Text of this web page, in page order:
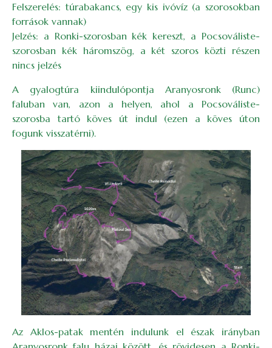
Felszerelés: túrabakancs, egy kis ivóvíz (a szorosokban
források vannak)
Jelzés: a Ronki-szorosban kék kereszt, a Pocsováliste-
szorosban kék háromszög, a két szoros közti részen
nincs jelzés
A gyalogtúra kiindulópontja Aranyosronk (Runc)
faluban van, azon a helyen, ahol a Pocsováliste-
szorosba tartó köves út indul (ezen a köves úton
fogunk visszatérni).
Image
Az Aklos-patak mentén indulunk el észak irányban